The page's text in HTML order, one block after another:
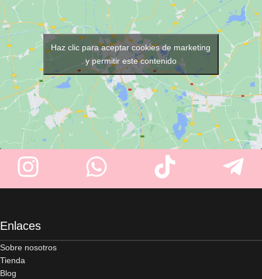
145 × 118 cm y está disponible
en varios colores
Marrón, Gris Plata, Azul y
Fucsia). Su tejido ligero y
resistente garantiza comodidad
y un uso profesional diario.
técnicas de peluquería.
Haz clic para aceptar cookies de marketing
y permitir este contenido
Enlaces
Sobre nosotros
Tienda
Blog